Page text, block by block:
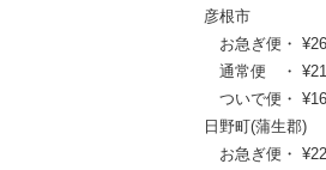
彦根市
お急ぎ便・
通常便 ・
ついで便・
日野町(蒲生郡)
お急ぎ便・